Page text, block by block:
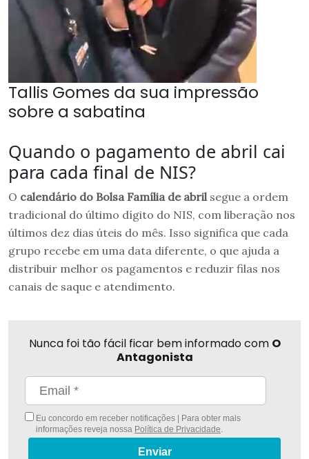
Tallis Gomes da sua impressão
sobre a sabatina
Quando o pagamento de abril cai
para cada final de NIS?
O calendário do Bolsa Família de abrilsegue a ordem
tradicional do último dígito do NIS, com liberação nos
últimos dez dias úteis do mês. Isso significa que cada
grupo recebe em uma data diferente, o que ajuda a
distribuir melhor os pagamentos e reduzir filas nos
canais de saque e atendimento.
Nunca foi tão fácil ficar bem informado com O
Antagonista
Eu concordo em receber notificações | Para obter mais
informações reveja nossa Política de Privacidade.
Enviar